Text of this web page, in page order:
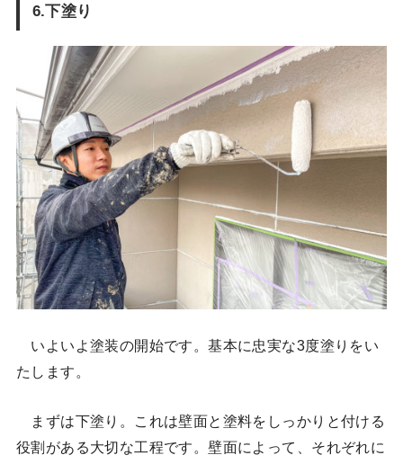
6.下塗り
いよいよ塗装の開始です。基本に忠実な3度塗りをい
たします。
まずは下塗り。これは壁面と塗料をしっかりと付ける
役割がある大切な工程です。壁面によって、それぞれに